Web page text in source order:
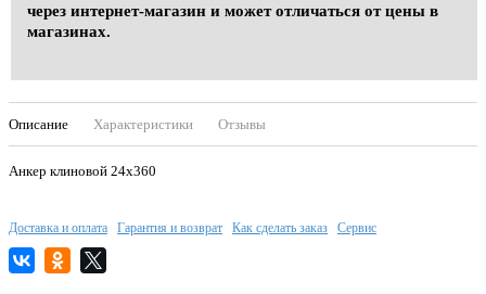
через интернет-магазин и может отличаться от цены в
магазинах.
Описание Характеристики Отзывы
Анкер клиновой 24х360
Доставка и оплата Гарантия и возврат Как сделать заказ Сервис